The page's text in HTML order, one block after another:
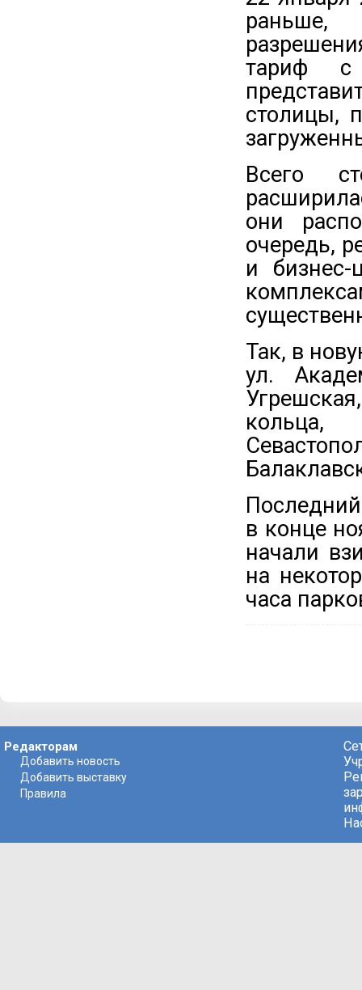
раньше,
тариф с
столицы,
Всего
они
очередь,
и
Так, в
ул.
в конце
начали
на
часа
Редакторам
Добавить новость
Добавить выставку
Правила